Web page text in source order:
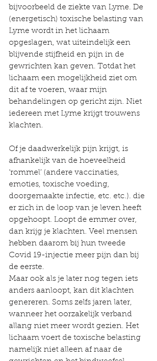
bijvoorbeeld de ziekte van Lyme. De
(energetisch) toxische belasting van
Lyme wordt in het lichaam
opgeslagen, wat uiteindelijk een
blijvende stijfheid en pijn in de
gewrichten kan geven. Totdat het
lichaam een mogelijkheid ziet om
dit af te voeren, waar mijn
behandelingen op gericht zijn. Niet
iedereen met Lyme krijgt trouwens
klachten.
Of je daadwerkelijk pijn krijgt, is
afhankelijk van de hoeveelheid
‘rommel’ (andere vaccinaties,
emoties, toxische voeding,
doorgemaakte infectie, etc. etc.). die
er zich in de loop van je leven heeft
opgehoopt. Loopt de emmer over,
dan krijg je klachten. Veel mensen
hebben daarom bij hun tweede
Covid 19-injectie meer pijn dan bij
de eerste.
Maar ook als je later nog tegen iets
anders aanloopt, kan dit klachten
genereren. Soms zelfs jaren later,
wanneer het oorzakelijk verband
allang niet meer wordt gezien. Het
lichaam voert de toxische belasting
namelijk niet alleen af naar de